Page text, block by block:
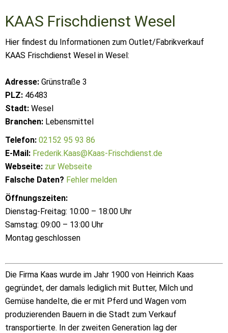
KAAS Frischdienst Wesel
Hier findest du Informationen zum Outlet/Fabrikverkauf
KAAS Frischdienst Wesel in Wesel:
Adresse: Grünstraße 3
PLZ: 46483
Stadt: Wesel
Branchen: Lebensmittel
Telefon: 02152 95 93 86
E-Mail: Frederik.Kaas@Kaas-Frischdienst.de
Webseite: zur Webseite
Falsche Daten? Fehler melden
Öffnungszeiten:
Dienstag-Freitag: 10:00 – 18:00 Uhr
Samstag: 09:00 – 13:00 Uhr
Montag geschlossen
Die Firma Kaas wurde im Jahr 1900 von Heinrich Kaas
gegründet, der damals lediglich mit Butter, Milch und
Gemüse handelte, die er mit Pferd und Wagen vom
produzierenden Bauern in die Stadt zum Verkauf
transportierte. In der zweiten Generation lag der